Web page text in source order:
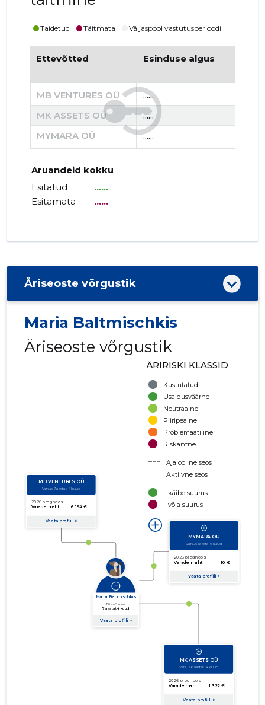
Täidetud Täitmata Väljaspool vastutusperioodi
Ettevõtted Esinduse algus
MB VENTURES OÜ ......
MK ASSETS OÜ
......
MYMARA OÜ
......
Aruandeid kokku
Esitatud
......
Esitamata
......
Äriseoste võrgustik
Maria Baltmischkis
Äriseoste võrgustik
ÄRIRISKI KLASSID
Kustutatud
Usaldusväärne
Neutraalne
Piiripealne
Problemaatiline
Riskantne
Ajalooline seos
Aktiivne seos
käibe suurus
võla suurus
Seoste laiendamine